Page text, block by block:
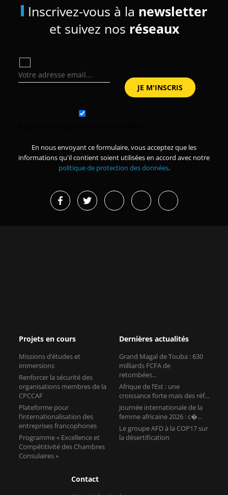
Inscrivez-vous à la newsletter
et suivez nos réseaux
En nous envoyant ce formulaire, vous acceptez que les
informations qu'il contient soient utilisées en accord avec notre
politique de protection des données.
Projets en cours
Missions d’études et
immersions
Renforcer la sécurité des
organisations membres de la
CPCCAF
Plateforme pour
l’internationalisation des
entreprises francophones
Programme « Excellence et
Compétitivité des Chambres
Consulaires »
Dernières actualités
Grand Magal de Touba : 630
milliards FCFA de
retombées...
Afrique de l’Est : une
croissance forte mais des réf...
Journée internationale de la
femme africaine 2026 : c�...
Le groupe AFD à la COP17 sur
la désertification
Contact